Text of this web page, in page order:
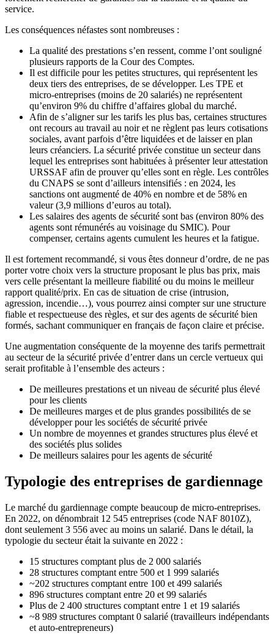
service.
Les conséquences néfastes sont nombreuses :
La qualité des prestations s’en ressent, comme l’ont souligné
plusieurs rapports de la Cour des Comptes.
Il est difficile pour les petites structures, qui représentent les
deux tiers des entreprises, de se développer. Les TPE et
micro-entreprises (moins de 20 salariés) ne représentent
qu’environ 9% du chiffre d’affaires global du marché.
Afin de s’aligner sur les tarifs les plus bas, certaines structures
ont recours au travail au noir et ne règlent pas leurs cotisations
sociales, avant parfois d’être liquidées et de laisser en plan
leurs créanciers. La sécurité privée constitue un secteur dans
lequel les entreprises sont habituées à présenter leur attestation
URSSAF afin de prouver qu’elles sont en règle. Les contrôles
du CNAPS se sont d’ailleurs intensifiés : en 2024, les
sanctions ont augmenté de 40% en nombre et de 58% en
valeur (3,9 millions d’euros au total).
Les salaires des agents de sécurité sont bas (environ 80% des
agents sont rémunérés au voisinage du SMIC). Pour
compenser, certains agents cumulent les heures et la fatigue.
Il est fortement recommandé, si vous êtes donneur d’ordre, de ne pas
porter votre choix vers la structure proposant le plus bas prix, mais
vers celle présentant la meilleure fiabilité ou du moins le meilleur
rapport qualité/prix. En cas de situation de crise (intrusion,
agression, incendie…), vous pourrez ainsi compter sur une structure
fiable et respectueuse des règles, et sur des agents de sécurité bien
formés, sachant communiquer en français de façon claire et précise.
Une augmentation conséquente de la moyenne des tarifs permettrait
au secteur de la sécurité privée d’entrer dans un cercle vertueux qui
serait profitable à l’ensemble des acteurs :
De meilleures prestations et un niveau de sécurité plus élevé
pour les clients
De meilleures marges et de plus grandes possibilités de se
développer pour les sociétés de sécurité privée
Un nombre de moyennes et grandes structures plus élevé et
des sociétés plus solides
De meilleurs salaires pour les agents de sécurité
Typologie des entreprises de gardiennage
Le marché du gardiennage compte beaucoup de micro-entreprises.
En 2022, on dénombrait 12 545 entreprises (code NAF 8010Z),
dont seulement 3 556 avec au moins un salarié. Dans le détail, la
typologie du secteur était la suivante en 2022 :
15 structures comptant plus de 2 000 salariés
28 structures comptant entre 500 et 1 999 salariés
~202 structures comptant entre 100 et 499 salariés
896 structures comptant entre 20 et 99 salariés
Plus de 2 400 structures comptant entre 1 et 19 salariés
~8 989 structures comptant 0 salarié (travailleurs indépendants
et auto-entrepreneurs)